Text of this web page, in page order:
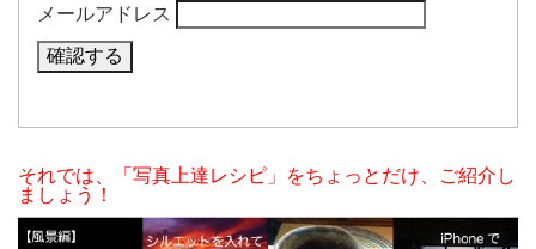
メールアドレス
それでは、「写真上達レシピ」をちょっとだけ、ご紹介し
ましょう！